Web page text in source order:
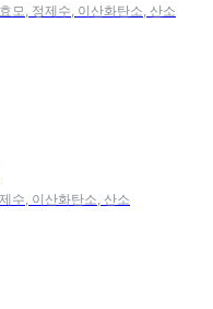
모, 정제수, 이산화탄소, 산소
수, 이산화탄소, 산소